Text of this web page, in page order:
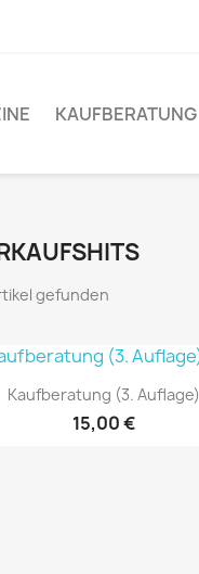
KAUFBERATUNG
gefunden
Vorschau
Kaufberatung (3. Auflage)
15,00 €